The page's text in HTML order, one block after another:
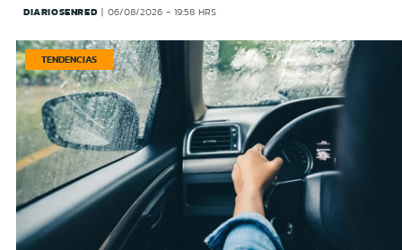
DIARIOSENRED 06/08/2026 - 19:58 HRS
TENDENCIAS